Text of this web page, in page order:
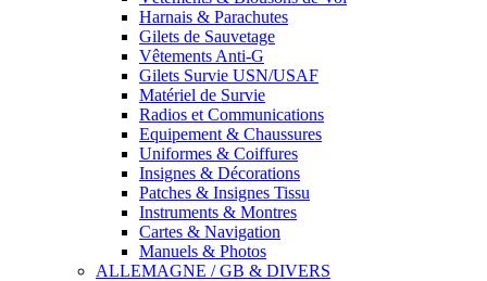
Harnais & Parachutes
Gilets de Sauvetage
Vêtements Anti-G
Gilets Survie USN/USAF
Matériel de Survie
Radios et Communications
Equipement & Chaussures
Uniformes & Coiffures
Insignes & Décorations
Patches & Insignes Tissu
Instruments & Montres
Cartes & Navigation
Manuels & Photos
ALLEMAGNE / GB & DIVERS